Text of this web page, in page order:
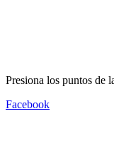
Presiona los puntos de
Facebook